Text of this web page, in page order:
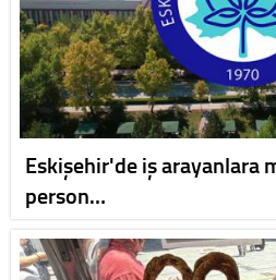
Eskişehir'de iş arayanlara
person…